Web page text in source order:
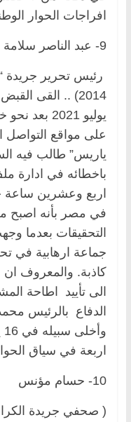
افراجات الحوار
9- عبد الناصر سلامة
يوليو
على مواقع التواصل
ياريس” طالب فيه
باخطائه في ادارة
اربع وعشرين ساعة
في مصر بأنه اصبح
التحقيقات بعدما
جماعة ارهابية في
كاذبة. والمعروف ان
الى تأييد اطاحة
اربعة في سياق
10- حسام مؤنس
( صحفي جريدة